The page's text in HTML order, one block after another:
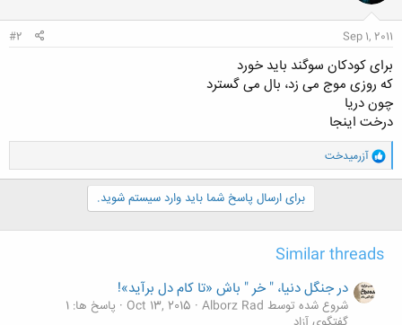
Sep 1, 2011
#2
برای کودکان سوگند باید خورد
که روزی موج می زد، بال می گسترد
چون دریا
درخت اینجا
و
ا
ک
:
آزرمیدخت
برای ارسال پاسخ شما باید وارد سیستم شوید.
Similar threads
در جنگل دنیا، " خر " باش «تا کام دل برآید»!
شروع شده توسط Alborz Rad Oct 13, 2015
پاسخ ها: 1